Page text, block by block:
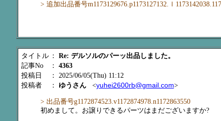
> 追加出品番号m1173129676.p1173127132.ｌ
タイトル ： Re: デルソルのパーッ出品しました。
記事No
： 4363
投稿日
： 2025/06/05(Thu) 11:12
投稿者
： ゆうさん<yuhei2600rb@gmail.com>
> 出品番号g1172874523.v1172874978.n1172863550
初めまして。お譲りできるパーツはまだございますか?